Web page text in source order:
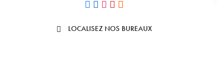
LOCALISEZ NOS BUREAUX